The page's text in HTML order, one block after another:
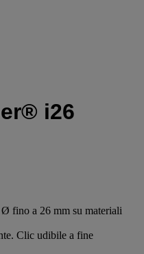
i26
fino a 26 mm su materiali
Clic udibile a fine